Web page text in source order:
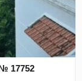
17752